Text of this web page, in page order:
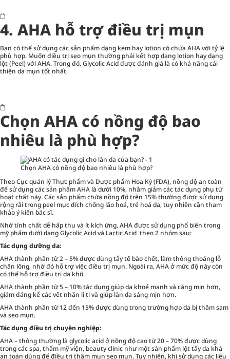
4. AHA hỗ trợ điều trị mụn
Bạn có thể sử dụng các sản phẩm dạng kem hay lotion có chứa AHA với tỷ lệ
phù hợp. Muốn điều trị sẹo mụn thường phải kết hợp dạng lotion hay dạng
lột (Peel) với AHA. Trong đó, Glycolic Acid được đánh giá là có khả năng cải
thiện da mụn tốt nhất.
Chọn AHA có nồng độ bao
nhiêu là phù hợp?
Chọn AHA có nồng độ bao nhiêu là phù hợp?
Theo Cục quản lý Thực phẩm và Dược phẩm Hoa Kỳ (FDA), nồng độ an toàn
để sử dụng các sản phẩm AHA là dưới 10%, nhằm giảm các tác dụng phụ từ
hoạt chất này. Các sản phẩm chứa nồng độ trên 15% thường được sử dụng
rộng rãi trong peel mục đích chống lão hoá, trẻ hoá da, tuy nhiên cần tham
khảo ý kiến bác sĩ.
Nhờ tính chất dễ hấp thu và ít kích ứng, AHA được sử dụng phổ biến trong
mỹ phẩm dưới dạng Glycolic Acid và Lactic Acid theo 2 nhóm sau:
Tác dụng dưỡng da:
AHA thành phần từ 2 – 5% được dùng tẩy tế bào chết, làm thông thoáng lỗ
chân lông, nhờ đó hỗ trợ việc điều trị mụn. Ngoài ra, AHA ở mức độ này còn
có thể hỗ trợ điều trị da khô.
AHA thành phần từ 5 – 10% tác dụng giúp da khoẻ mạnh và căng mịn hơn,
giảm đáng kể các vết nhăn li ti và giúp làn da sáng mịn hơn.
AHA thành phần từ 12 đến 15% được dùng trong trường hợp da bị thâm sạm
và sẹo mụn.
Tác dụng điều trị chuyên nghiệp:
AHA – thông thường là glycolic acid ở nồng độ cao từ 20 – 70% được dùng
trong các spa, thẩm mỹ viện, beauty clinic như một sản phẩm lột tẩy da khá
an toàn dùng để điều trị thâm mụn sẹo mụn. Tuy nhiên, khi sử dụng các liệu